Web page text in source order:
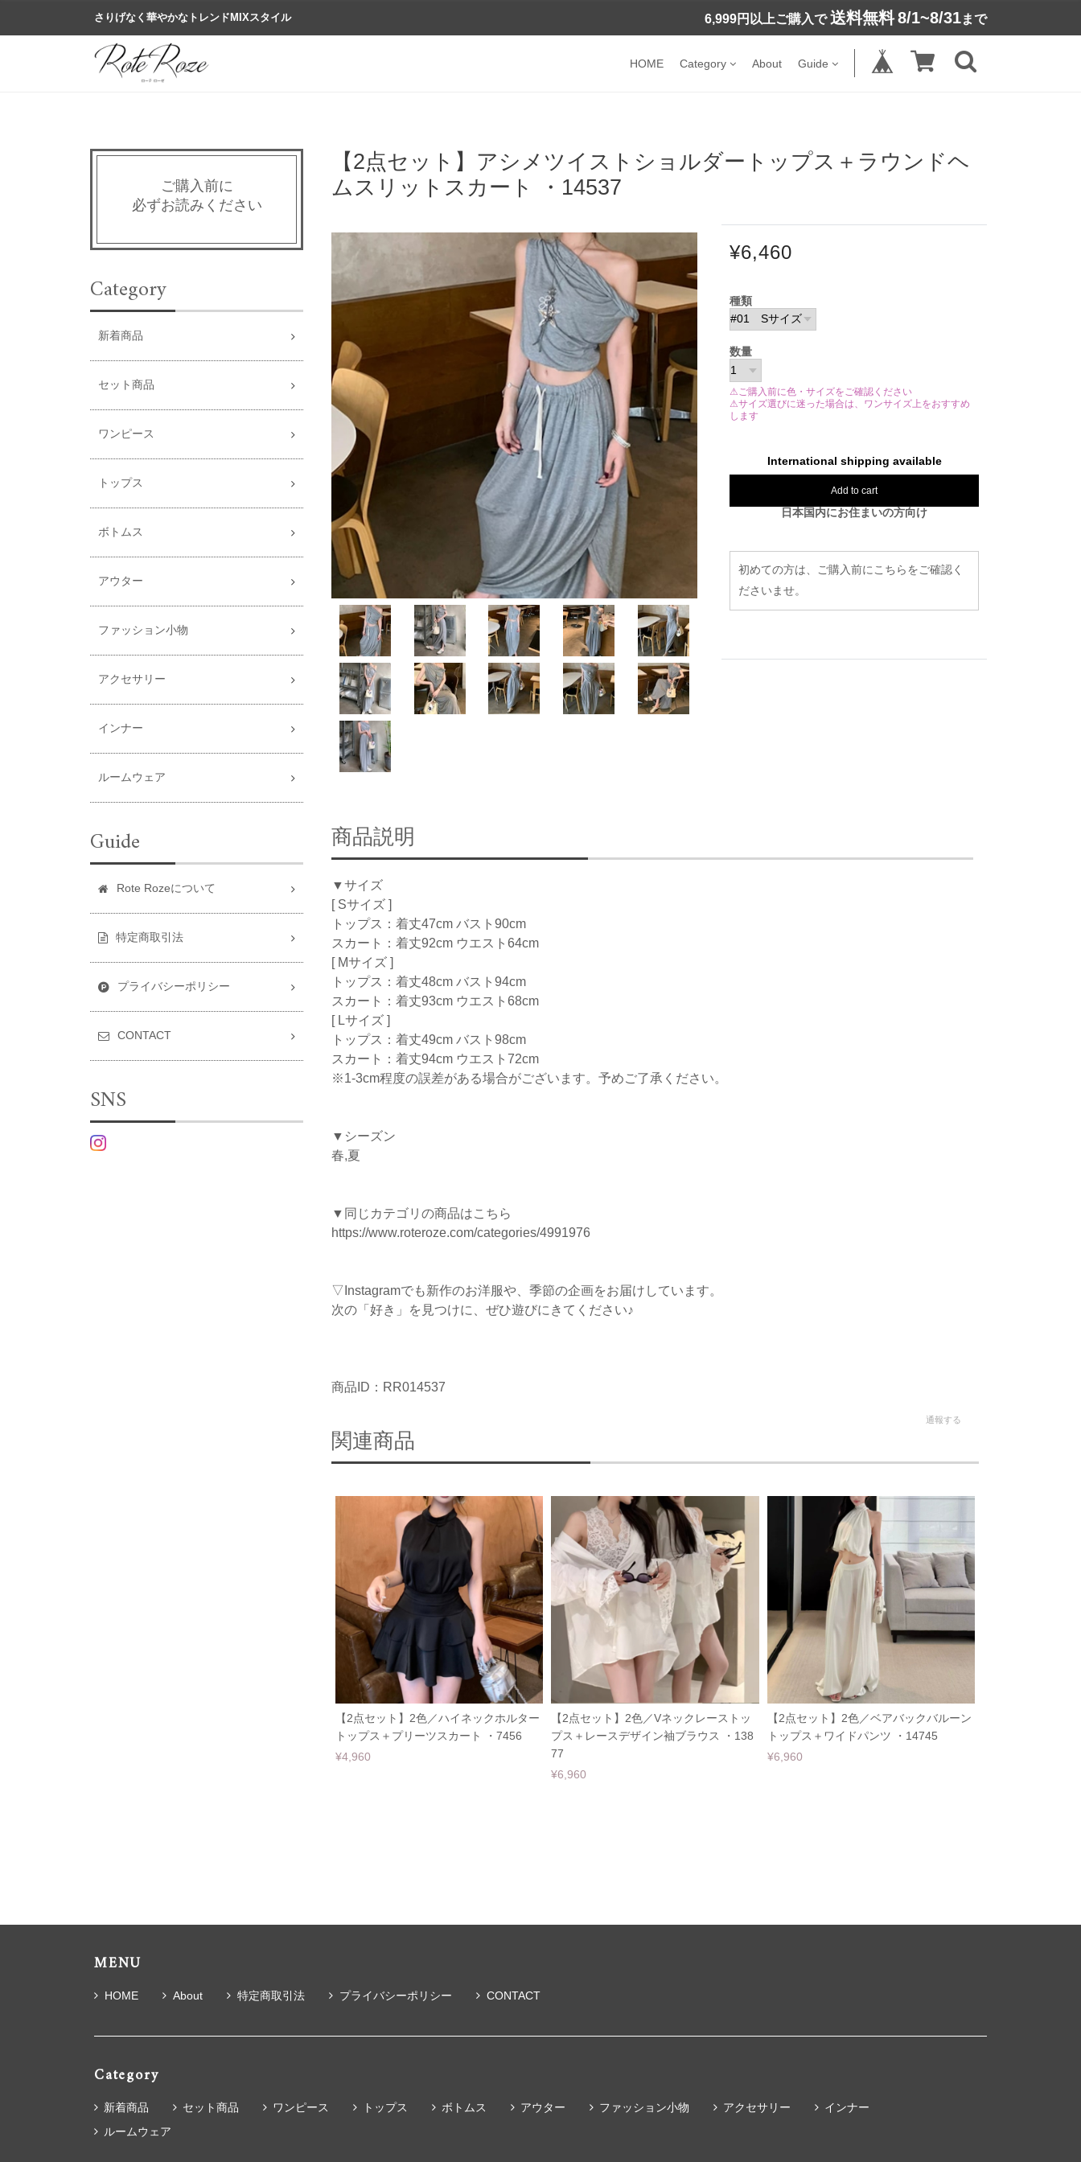
さりげなく華やかなトレンドMIXスタイル 6,999円以上ご購入で 送料無料8/1~8/31まで
HOME Category About Guide
【2点セット】アシメツイストショルダートップス＋ラウンドヘ
ムスリットスカート ・14537
¥6,460
種類
数量
⚠ご購入前に色・サイズをご確認ください
⚠サイズ選びに迷った場合は、ワンサイズ上をおすすめ
します
International shipping available
Add to cart
日本国内にお住まいの方向け
初めての方は、ご購入前にこちらをご確認く
ださいませ。
商品説明
▼サイズ
[ Sサイズ ]
トップス：着丈47cm バスト90cm
スカート：着丈92cm ウエスト64cm
[ Mサイズ ]
トップス：着丈48cm バスト94cm
スカート：着丈93cm ウエスト68cm
[ Lサイズ ]
トップス：着丈49cm バスト98cm
スカート：着丈94cm ウエスト72cm
※1-3cm程度の誤差がある場合がございます。予めご了承ください。
▼シーズン
春,夏
▼同じカテゴリの商品はこちら
https://www.roteroze.com/categories/4991976
▽Instagramでも新作のお洋服や、季節の企画をお届けしています。
次の「好き」を見つけに、ぜひ遊びにきてください♪
商品ID：RR014537
通報する
関連商品
【2点セット】2色／ハイネックホルター
トップス＋プリーツスカート ・7456
¥4,960
【2点セット】2色／Vネックレーストッ
プス＋レースデザイン袖ブラウス ・138
77
¥6,960
【2点セット】2色／ベアバックバルーン
トップス＋ワイドパンツ ・14745
¥6,960
ご購入前に
必ずお読みください
Category
新着商品
セット商品
ワンピース
トップス
ボトムス
アウター
ファッション小物
アクセサリー
インナー
ルームウェア
Guide
Rote Rozeについて
特定商取引法
プライバシーポリシー
CONTACT
SNS
MENU
HOME About 特定商取引法 プライバシーポリシー CONTACT
Category
新着商品 セット商品 ワンピース トップス ボトムス アウター ファッション小物 アクセサリー
インナー
ルームウェア